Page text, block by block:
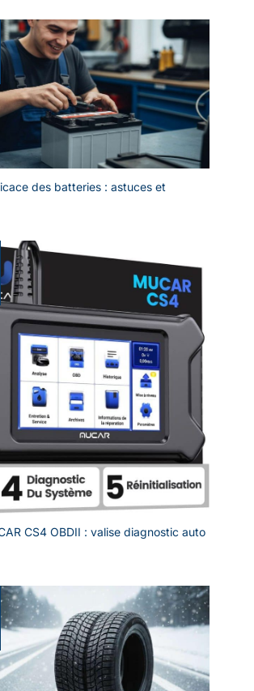
des batteries : astuces et
CS4 OBDII : valise diagnostic auto